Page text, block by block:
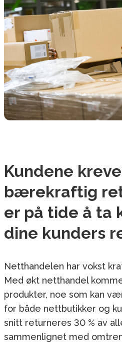
Kundene
bærekraftig
er på tide å ta
dine kunders
Netthandelen har vokst
Med økt netthandel
produkter, noe som kan
for både nettbutikker og
snitt returneres 30 % av
sammenlignet med